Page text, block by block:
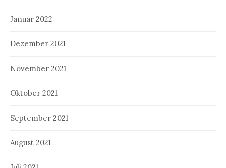
Januar 2022
Dezember 2021
November 2021
Oktober 2021
September 2021
August 2021